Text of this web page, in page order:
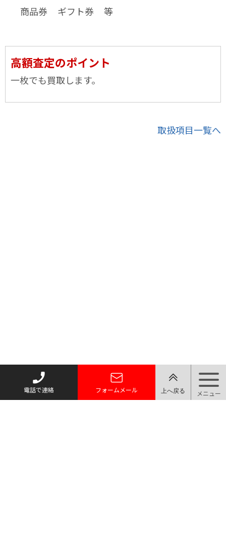
商品券 ギフト券 等
高額査定のポイント
一枚でも買取します。
取扱項目一覧へ
電話で連絡 フォームメール